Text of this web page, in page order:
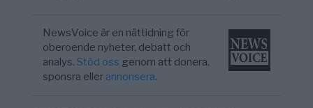
NewsVoice är en nättidning för
oberoende nyheter, debatt och
analys.Stöd oss genom att donera,
sponsra eller annonsera.